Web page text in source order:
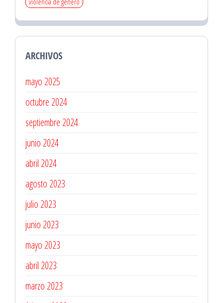
ARCHIVOS
mayo 2025
octubre 2024
septiembre 2024
junio 2024
abril 2024
agosto 2023
julio 2023
junio 2023
mayo 2023
abril 2023
marzo 2023